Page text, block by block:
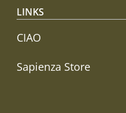
LINKS
CIAO
Sapienza Store